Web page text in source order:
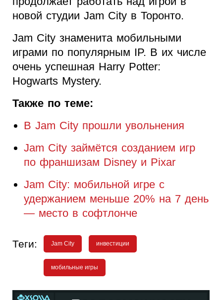
новой студии Jam City в Торонто.
Jam City знаменита мобильными
играми по популярным IP. В их числе
очень успешная Harry Potter:
Hogwarts Mystery.
Также по теме:
В Jam City прошли увольнения
Jam City займётся созданием игр
по франшизам Disney и Pixar
Jam City: мобильной игре с
удержанием меньше 20% на 7 день
— место в софтлонче
Теги: Jam City инвестиции
мобильные игры